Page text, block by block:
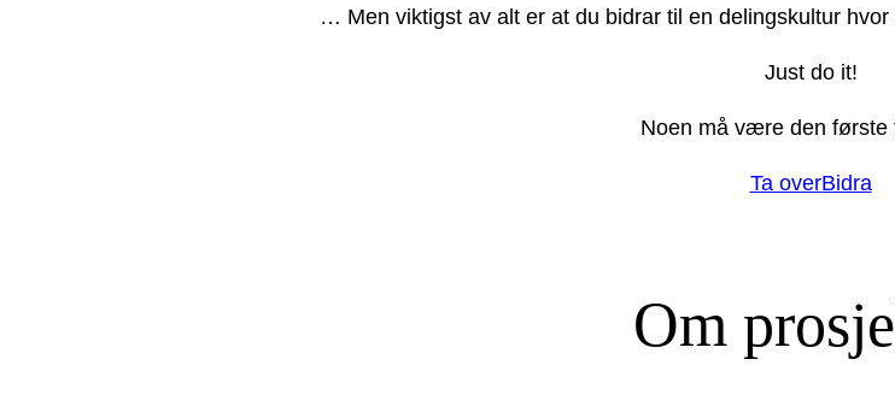
… Men viktigst av alt er at du bidrar til en delingskultur
Just do it!
Noen må være den første
Ta overBidra
Om